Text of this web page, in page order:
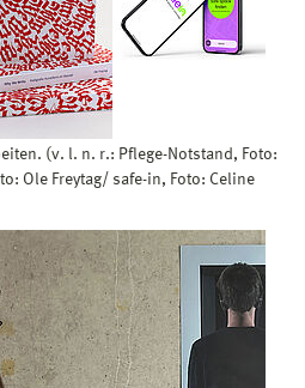
(v. l. n. r.: Pflege-Notstand, Foto:
Ole Freytag/ safe-in, Foto: Celine